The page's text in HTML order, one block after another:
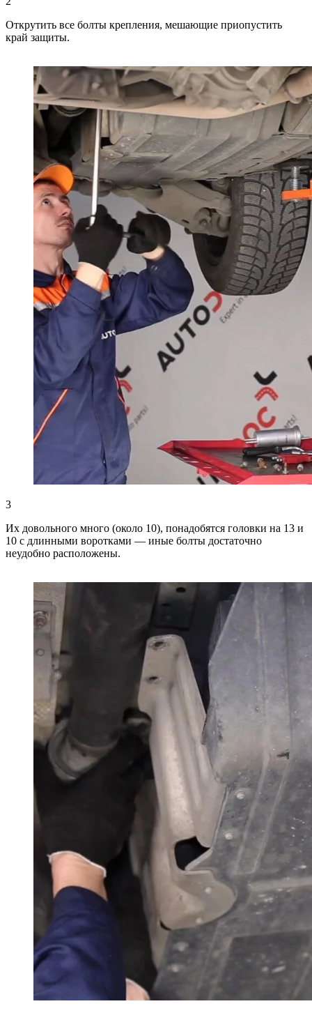
Открутить все болты крепления, мешающие приопустить
край защиты.
3
Их довольного много (около 10), понадобятся головки на 13 и
10 с длинными воротками — иные болты достаточно
неудобно расположены.